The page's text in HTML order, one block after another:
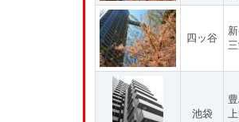
四ッ谷
池袋